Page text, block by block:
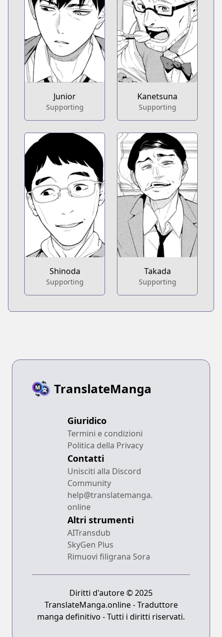
Junior
Supporting
Kanetsuna
Supporting
Shinoda
Supporting
Takada
Supporting
TranslateManga
Giuridico
Termini e condizioni
Politica della Privacy
Contatti
Unisciti alla Discord
Community
help@translatemanga.
online
Altri strumenti
AITransdub
SkyGen Plus
Rimuovi filigrana Sora
Diritti d'autore © 2025
TranslateManga.online - Traduttore
manga definitivo - Tutti i diritti riservati.